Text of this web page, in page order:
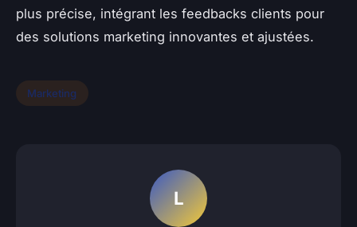
plus précise, intégrant les feedbacks clients pour
des solutions marketing innovantes et ajustées.
Marketing
L